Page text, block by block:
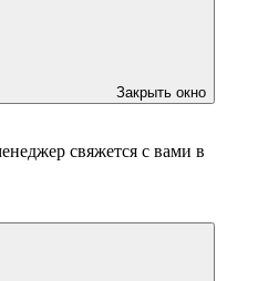
Закрыть окно
свяжется с вами в